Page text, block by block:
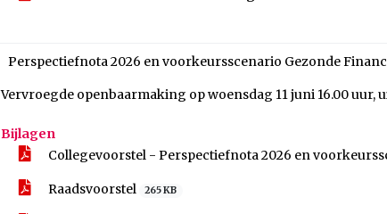
Perspectiefnota 2026 en voorkeursscenario Gezonde
Vervroegde openbaarmaking op woensdag 11 juni 16.00 uur,
Bijlagen
Collegevoorstel - Perspectiefnota 2026 en
Raadsvoorstel 265 KB